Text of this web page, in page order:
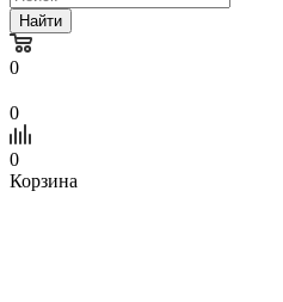
Найти
0
0
0
Корзина